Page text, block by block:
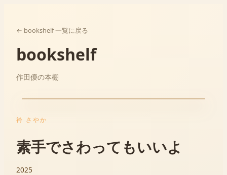
← bookshelf 一覧に戻る
bookshelf
作田優の本棚
衿 さやか
素手でさわってもいいよ
2025